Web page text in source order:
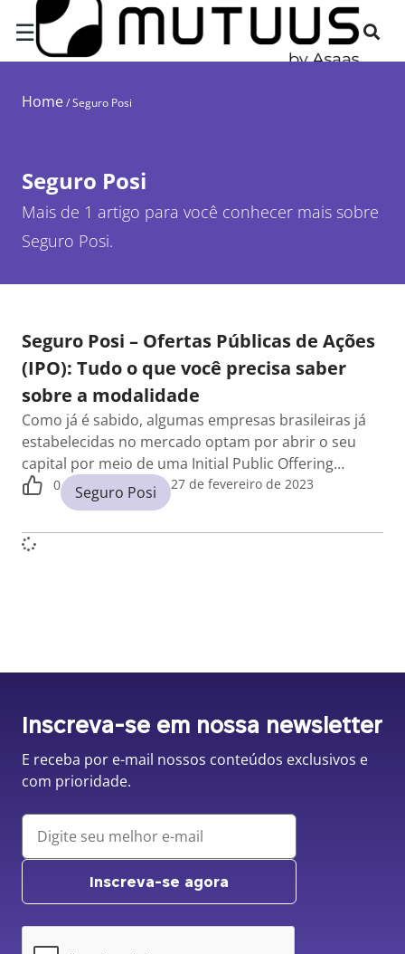
☰
Home/Seguro Posi
Seguro Posi
Mais de 1 artigo para você conhecer mais sobre
Seguro Posi.
Seguro Posi – Ofertas Públicas de Ações
(IPO): Tudo o que você precisa saber
sobre a modalidade
Como já é sabido, algumas empresas brasileiras já
estabelecidas no mercado optam por abrir o seu
capital por meio de uma Initial Public Offering…
0 Seguro Posi 27 de fevereiro de 2023
Inscreva-se em nossa newsletter
E receba por e-mail nossos conteúdos exclusivos e
com prioridade.
Inscreva-se agora